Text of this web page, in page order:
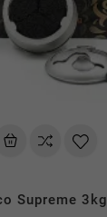
Supreme 3kg